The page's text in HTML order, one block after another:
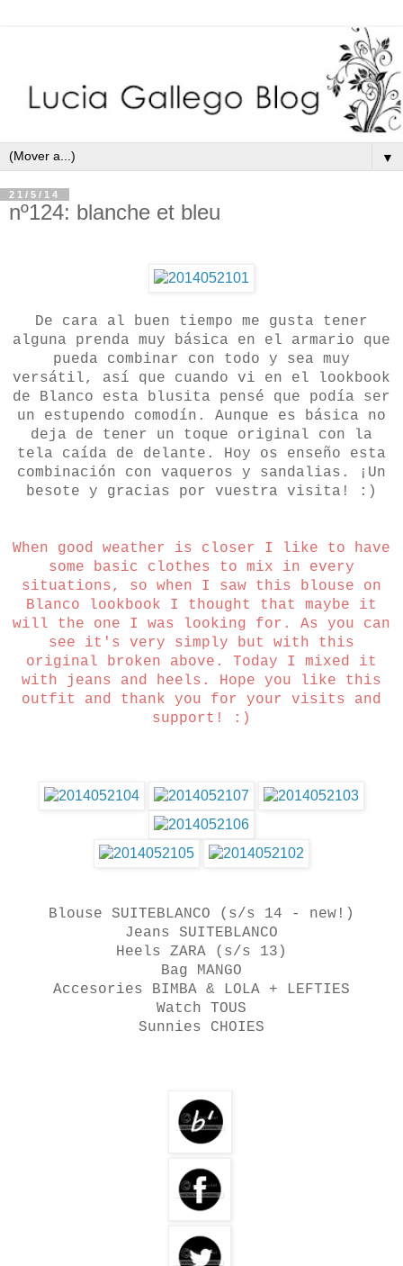
▼
21/5/14
nº124: blanche et bleu
De cara al buen tiempo me gusta tener
alguna prenda muy básica en el armario que
pueda combinar con todo y sea muy
versátil, así que cuando vi en el lookbook
de Blanco esta blusita pensé que podía ser
un estupendo comodín. Aunque es básica no
deja de tener un toque original con la
tela caída de delante. Hoy os enseño esta
combinación con vaqueros y sandalias. ¡Un
besote y gracias por vuestra visita! :)
When good weather is closer I like to have
some basic clothes to mix in every
situations, so when I saw this blouse on
Blanco lookbook I thought that maybe it
will the one I was looking for. As you can
see it's very simply but with this
original broken above. Today I mixed it
with jeans and heels. Hope you like this
outfit and thank you for your visits and
support! :)
Blouse SUITEBLANCO (s/s 14 - new!)
Jeans SUITEBLANCO
Heels ZARA (s/s 13)
Bag MANGO
Accesories BIMBA & LOLA + LEFTIES
Watch TOUS
Sunnies CHOIES